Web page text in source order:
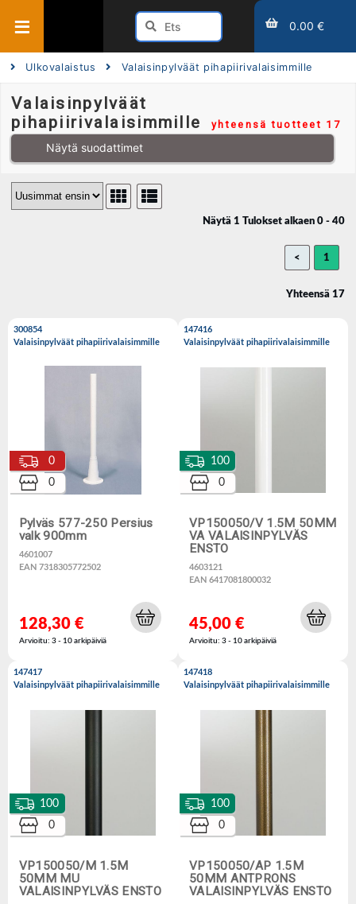
0.00 €
Ulkovalaistus Valaisinpylväät pihapiirivalaisimmille
Valaisinpylväät
pihapiirivalaisimmille
yhteensä tuotteet 17
Näytä suodattimet
Näytä 1 Tulokset alkaen 0 - 40
< 1
Yhteensä 17
300854
Valaisinpylväät pihapiirivalaisimmille
Pylväs 577-250 Persius
valk 900mm
4601007
EAN 7318305772502
0
0
128,30 €
Arvioitu: 3 - 10 arkipäiviä
147416
Valaisinpylväät pihapiirivalaisimmille
VP150050/V 1.5M 50MM
VA VALAISINPYLVÄS
ENSTO
4603121
EAN 6417081800032
100
0
45,00 €
Arvioitu: 3 - 10 arkipäiviä
147417
Valaisinpylväät pihapiirivalaisimmille
VP150050/M 1.5M
50MM MU
VALAISINPYLVÄS ENSTO
100
0
147418
Valaisinpylväät pihapiirivalaisimmille
VP150050/AP 1.5M
50MM ANTPRONS
VALAISINPYLVÄS ENSTO
100
0